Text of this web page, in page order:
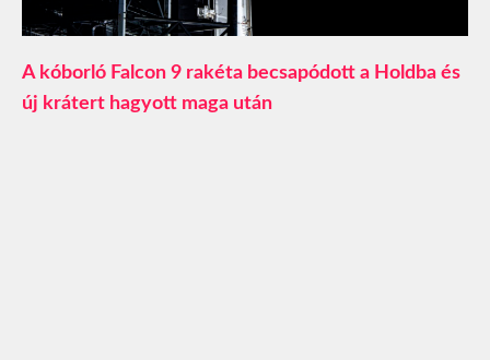
A kóborló Falcon 9 rakéta becsapódott a Holdba és
új krátert hagyott maga után